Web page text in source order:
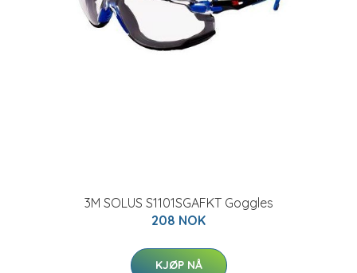
3M SOLUS S1101SGAFKT Goggles
208 NOK
KJØP NÅ